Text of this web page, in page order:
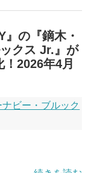
の『鏑木・
クス Jr.』が
2026年4月
ナビー・ブルック